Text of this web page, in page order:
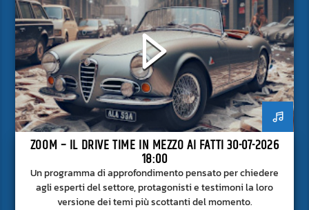
ZOOM – IL DRIVE TIME IN MEZZO AI FATTI 30-07-2026
18:00
Un programma di approfondimento pensato per chiedere
agli esperti del settore, protagonisti e testimoni la loro
versione dei temi più scottanti del momento.